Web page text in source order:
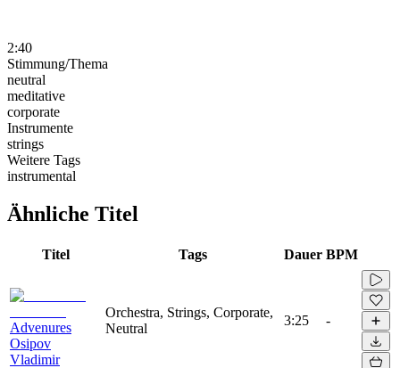
2:40
Stimmung/Thema
neutral
meditative
corporate
Instrumente
strings
Weitere Tags
instrumental
Ähnliche Titel
Titel Tags Dauer BPM
Advenures
Osipov
Vladimir
Orchestra, Strings, Corporate,
Neutral
3:25 -